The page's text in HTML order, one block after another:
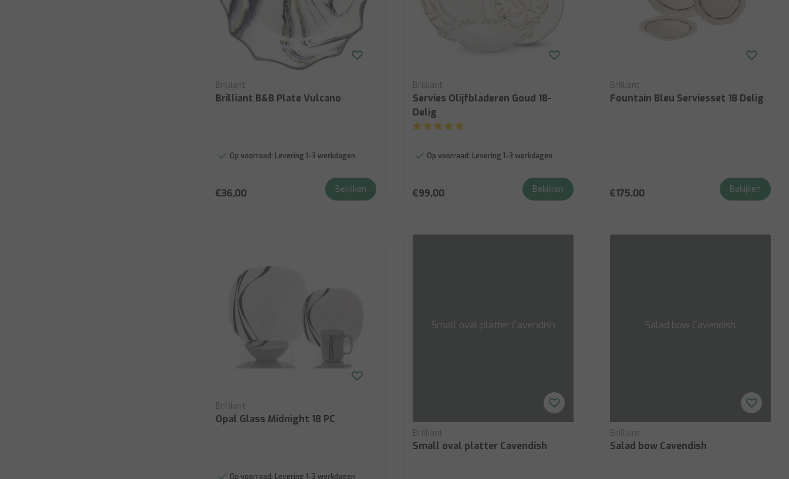
Brilliant
Brilliant B&B Plate Vulcano
Op voorraad: Levering 1-3 werkdagen
€36,00 Bekijken
Brilliant
Servies Olijfbladeren Goud 18-
Delig
Op voorraad: Levering 1-3 werkdagen
€99,00 Bekijken
Brilliant
Fountain Bleu Serviesset 18 Delig
€175,00 Bekijken
Brilliant
Opal Glass Midnight 18 PC
Op voorraad: Levering 1-3 werkdagen
Small oval platter Cavendish
Brilliant
Small oval platter Cavendish
Salad bow Cavendish
Brilliant
Salad bow Cavendish